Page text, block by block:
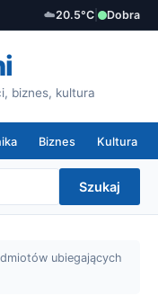
☁️20.5°C Dobra
biznes, kultura
Biznes Kultura
Szukaj
ubiegających